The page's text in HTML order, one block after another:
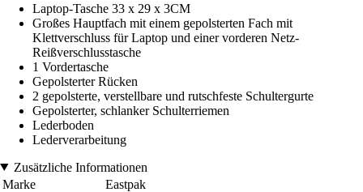
Laptop-Tasche 33 x 29 x 3CM
Großes Hauptfach mit einem gepolsterten Fach mit
Klettverschluss für Laptop und einer vorderen Netz-
Reißverschlusstasche
1 Vordertasche
Gepolsterter Rücken
2 gepolsterte, verstellbare und rutschfeste Schultergurte
Gepolsterter, schlanker Schulterriemen
Lederboden
Lederverarbeitung
Zusätzliche Informationen
Marke
Eastpak